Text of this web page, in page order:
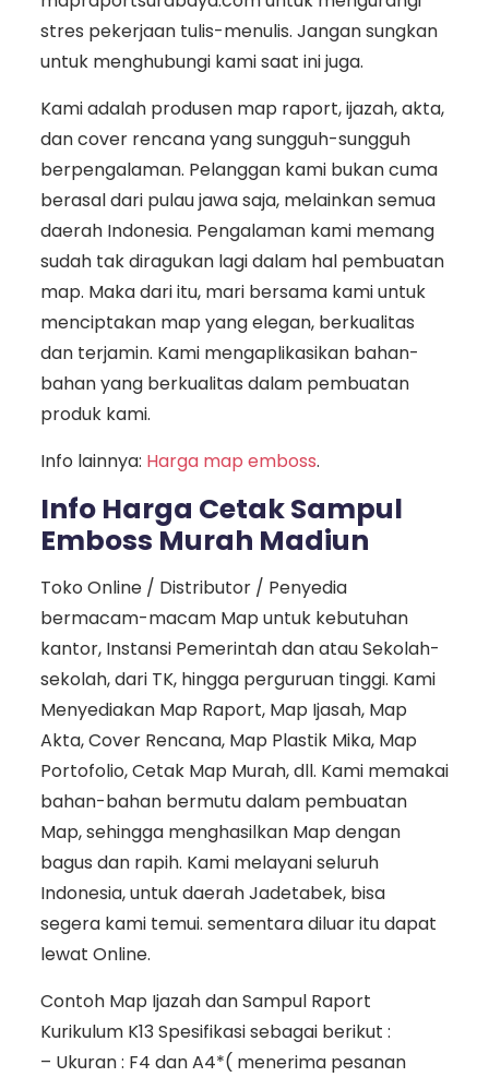
stres pekerjaan tulis-menulis. Jangan sungkan
untuk menghubungi kami saat ini juga.
Kami adalah produsen map raport, ijazah, akta,
dan cover rencana yang sungguh-sungguh
berpengalaman. Pelanggan kami bukan cuma
berasal dari pulau jawa saja, melainkan semua
daerah Indonesia. Pengalaman kami memang
sudah tak diragukan lagi dalam hal pembuatan
map. Maka dari itu, mari bersama kami untuk
menciptakan map yang elegan, berkualitas
dan terjamin. Kami mengaplikasikan bahan-
bahan yang berkualitas dalam pembuatan
produk kami.
Info lainnya: Harga map emboss.
Info Harga Cetak Sampul
Emboss Murah Madiun
Toko Online / Distributor / Penyedia
bermacam-macam Map untuk kebutuhan
kantor, Instansi Pemerintah dan atau Sekolah-
sekolah, dari TK, hingga perguruan tinggi. Kami
Menyediakan Map Raport, Map Ijasah, Map
Akta, Cover Rencana, Map Plastik Mika, Map
Portofolio, Cetak Map Murah, dll. Kami memakai
bahan-bahan bermutu dalam pembuatan
Map, sehingga menghasilkan Map dengan
bagus dan rapih. Kami melayani seluruh
Indonesia, untuk daerah Jadetabek, bisa
segera kami temui. sementara diluar itu dapat
lewat Online.
Contoh Map Ijazah dan Sampul Raport
Kurikulum K13 Spesifikasi sebagai berikut :
– Ukuran : F4 dan A4*( menerima pesanan